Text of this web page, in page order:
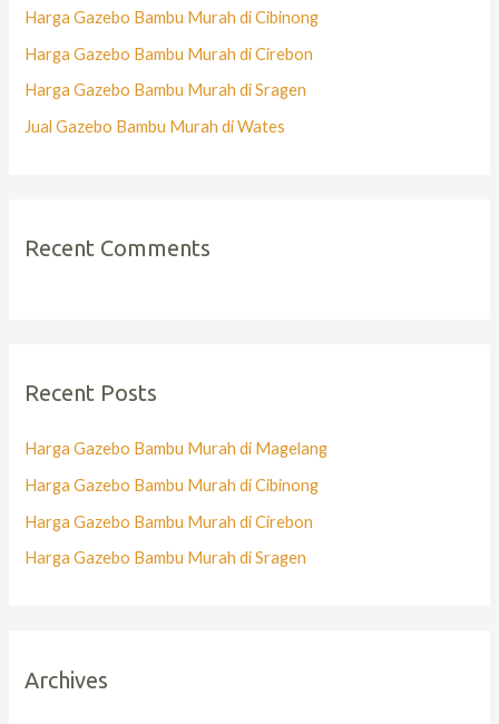
Harga Gazebo Bambu Murah di Cibinong
Harga Gazebo Bambu Murah di Cirebon
Harga Gazebo Bambu Murah di Sragen
Jual Gazebo Bambu Murah di Wates
Recent Comments
Recent Posts
Harga Gazebo Bambu Murah di Magelang
Harga Gazebo Bambu Murah di Cibinong
Harga Gazebo Bambu Murah di Cirebon
Harga Gazebo Bambu Murah di Sragen
Archives